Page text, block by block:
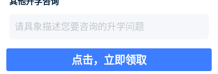
请具象描述您要咨询的升学问题
点击，立即领取